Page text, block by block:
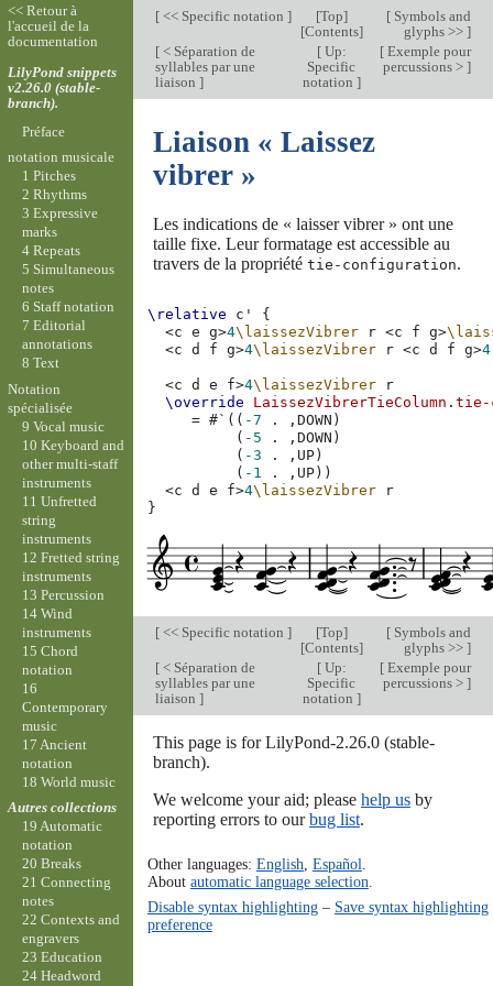
[<< Specific notation ] [Top]
[Contents]
[Symbols and
glyphs >> ]
[< Séparation de
syllables par une
liaison ]
[Up:
Specific
notation ]
[Exemple pour
percussions > ]
Liaison « Laissez
vibrer »
Les indications de « laisser vibrer » ont une
taille fixe. Leur formatage est accessible au
travers de la propriété tie-configuration.
\relative c'
{
<c e g>4\laissezVibrer r <c f g>
<c d f g>4\laissezVibrer r <c d f g>
<c d e f>4\laissezVibrer
r
\override
LaissezVibrerTieColumn .tie-
= #` (( -7 . ,DOWN )
( -5 . ,DOWN )
( -3 . , UP )
( -1 . , UP ))
<c d e f>4\laissezVibrer
r
}
[<< Specific notation ] [Top]
[Contents]
[Symbols and
glyphs >> ]
[< Séparation de
syllables par une
liaison ]
[Up:
Specific
notation ]
[Exemple pour
percussions > ]
This page is for LilyPond-2.26.0 (stable-
branch).
We welcome your aid; please help usby
reporting errors to ourbug list.
Other languages: English Español
About automatic language selection
Disable syntax highlighting– Save syntax highlighting
preference
<< Retour à
l'accueil de la
documentation
LilyPond snippets
v2.26.0 (stable-
branch).
Préface
notation musicale
1 Pitches
2 Rhythms
3 Expressive
marks
4 Repeats
5 Simultaneous
notes
6 Staff notation
7 Editorial
annotations
8 Text
Notation
spécialisée
9 Vocal music
10 Keyboard and
other multi-staff
instruments
11 Unfretted
string
instruments
12 Fretted string
instruments
13 Percussion
14 Wind
instruments
15 Chord
notation
16
Contemporary
music
17 Ancient
notation
18 World music
Autres collections
19 Automatic
notation
20 Breaks
21 Connecting
notes
22 Contexts and
engravers
23 Education
24 Headword